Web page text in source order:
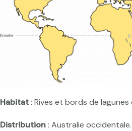
Habitat: Rives et bords de lagunes
Distribution: Australie occidentale.